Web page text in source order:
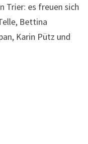
Trier: es freuen sich
Bettina
Karin Pütz und